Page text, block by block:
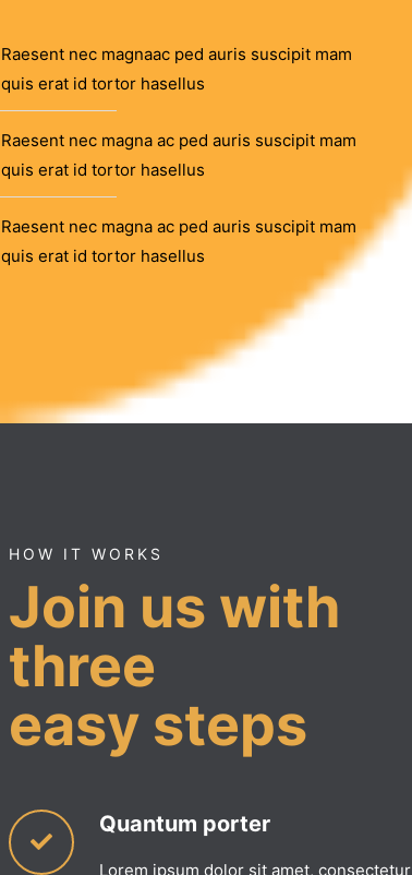
Raesent nec magnaac ped auris suscipit mam
quis erat id tortor hasellus
Raesent nec magna ac ped auris suscipit mam
quis erat id tortor hasellus
Raesent nec magna ac ped auris suscipit mam
quis erat id tortor hasellus
HOW IT WORKS
Join us with
three
easy steps
Quantum porter
Lorem ipsum dolor sit amet, consectetur